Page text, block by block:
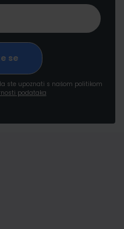
ste upoznati s našom politikom
podataka